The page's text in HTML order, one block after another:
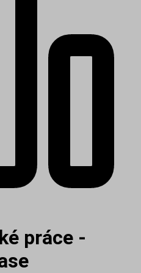
práce -